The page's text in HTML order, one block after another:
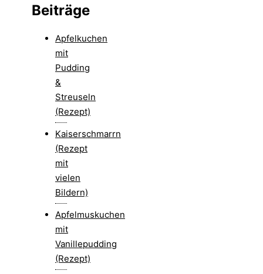
Beiträge
Apfelkuchen
mit
Pudding
&
Streuseln
(Rezept)
Kaiserschmarrn
(Rezept
mit
vielen
Bildern)
Apfelmuskuchen
mit
Vanillepudding
(Rezept)